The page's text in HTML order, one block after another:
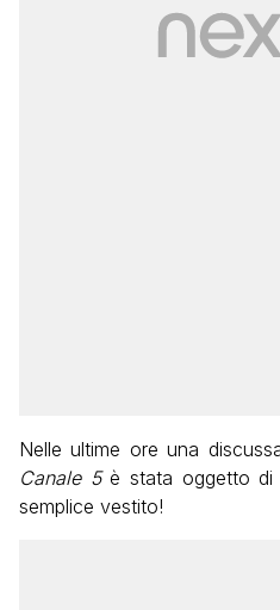
Nelle ultime ore una
Canale 5è stata oggetto di
semplice vestito!